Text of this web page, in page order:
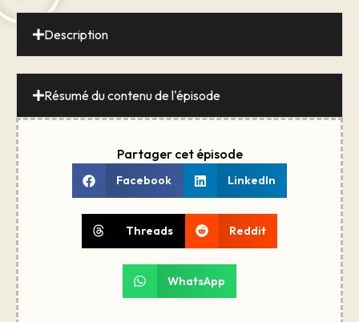
Description
Résumé du contenu de l'épisode
Partager cet épisode
Facebook LinkedIn
Threads Reddit
WhatsApp